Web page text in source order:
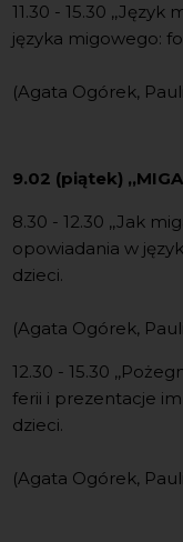
11.30 - 15.30
języka migowego:
(Agata Ogórek,
9.02 (piątek) ,,
8.30 - 12.30 ,,Jak
opowiadania w
dzieci.
(Agata Ogórek,
12.30 - 15.30
ferii i prezentacje
dzieci.
(Agata Ogórek,